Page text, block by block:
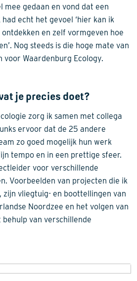
mee gedaan en vond dat een
echt het gevoel ‘hier kan ik
en zelf vormgeven hoe
Nog steeds is die hoge mate van
Waardenburg Ecology.
je precies doet?
zorg ik samen met collega
ervoor dat de 25 andere
zo goed mogelijk hun werk
tempo en in een prettige sfeer.
voor verschillende
Voorbeelden van projecten die ik
zijn vliegtuig- en boottellingen van
Noordzee en het volgen van
van verschillende